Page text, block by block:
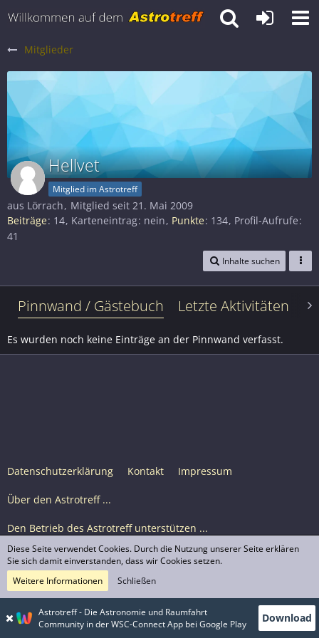
Mitglieder
Hellvet
Mitglied im Astrotreff
aus Lörrach
Mitglied seit 21. Mai 2009
Beiträge 14 Karteneintrag nein Punkte 134 Profil-Aufrufe
41
Inhalte suchen
Pinnwand / Gästebuch Letzte Aktivitäten
Es wurden noch keine Einträge an der Pinnwand verfasst.
Datenschutzerklärung Kontakt Impressum
Über den Astrotreff ...
Den Betrieb des Astrotreff unterstützen ...
Nutzungsbedingungen
© Astrotreff 2001-2026, lizenziert unter CC BY-SA,
sofern für einzelne Inhalte nicht anders angegeben
Astrotreff - Die Astronomie und Raumfahrt
Community in der WSC-Connect App bei Google Play
Download
Diese Seite verwendet Cookies. Durch die Nutzung unserer Seite erklären
Sie sich damit einverstanden, dass wir Cookies setzen.
Weitere Informationen
Schließen